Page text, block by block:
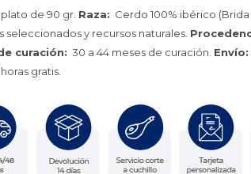
de 90 gr. Raza: Cerdo 100% ibérico (Brida
seleccionados y recursos naturales.
curación: 30 a 44 meses de curación. Envío:
gratis.